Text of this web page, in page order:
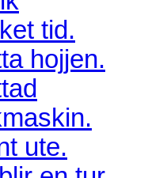
tid.
hojjen.
ute.